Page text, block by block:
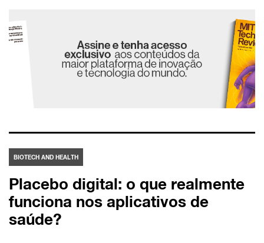
BIOTECH AND HEALTH
Placebo digital: o que realmente
funciona nos aplicativos de
saúde?